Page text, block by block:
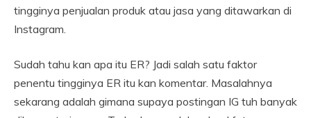
tingginya penjualan produk atau jasa yang ditawarkan di
Instagram.
Sudah tahu kan apa itu ER? Jadi salah satu faktor
penentu tingginya ER itu kan komentar. Masalahnya
sekarang adalah gimana supaya postingan IG tuh banyak